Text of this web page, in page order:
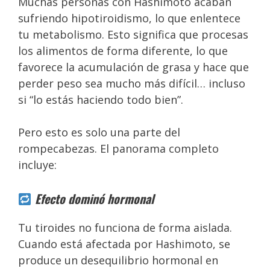
sufriendo hipotiroidismo, lo que enlentece
tu metabolismo. Esto significa que procesas
los alimentos de forma diferente, lo que
favorece la acumulación de grasa y hace que
perder peso sea mucho más difícil… incluso
si “lo estás haciendo todo bien”.
Pero esto es solo una parte del
rompecabezas. El panorama completo
incluye:
Efecto dominó hormonal
Tu tiroides no funciona de forma aislada.
Cuando está afectada por Hashimoto, se
produce un desequilibrio hormonal en